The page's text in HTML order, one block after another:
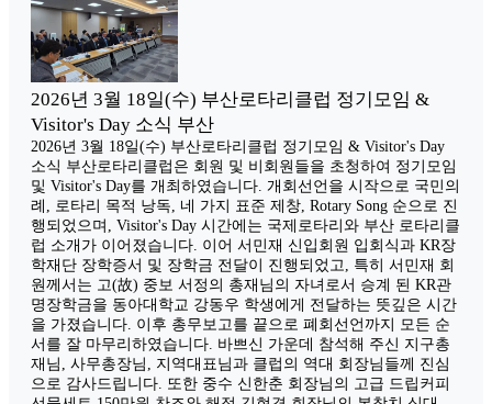
2026년 3월 18일(수) 부산로타리클럽 정기모임 &
Visitor's Day 소식 부산
2026년 3월 18일(수) 부산로타리클럽 정기모임 & Visitor's Day
소식 부산로타리클럽은 회원 및 비회원들을 초청하여 정기모임
및 Visitor's Day를 개최하였습니다. 개회선언을 시작으로 국민의
례, 로타리 목적 낭독, 네 가지 표준 제창, Rotary Song 순으로 진
행되었으며, Visitor's Day 시간에는 국제로타리와 부산 로타리클
럽 소개가 이어졌습니다. 이어 서민재 신입회원 입회식과 KR장
학재단 장학증서 및 장학금 전달이 진행되었고, 특히 서민재 회
원께서는 고(故) 중보 서정의 총재님의 자녀로서 승계 된 KR관
명장학금을 동아대학교 강동우 학생에게 전달하는 뜻깊은 시간
을 가졌습니다. 이후 총무보고를 끝으로 폐회선언까지 모든 순
서를 잘 마무리하였습니다. 바쁘신 가운데 참석해 주신 지구총
재님, 사무총장님, 지역대표님과 클럽의 역대 회장님들께 진심
으로 감사드립니다. 또한 중수 신한춘 회장님의 고급 드립커피